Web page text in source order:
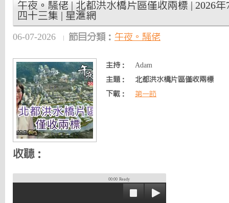
午夜。騷佬 | 北都洪水橋片區僅收兩標 | 2026年
四十三集 | 星滙網
06-07-2026 節目分類： 午夜。騷佬
主持：
Adam
主題：
北都洪水橋片區僅收兩標
下載：
第一節
收聽：
00:00 Ready